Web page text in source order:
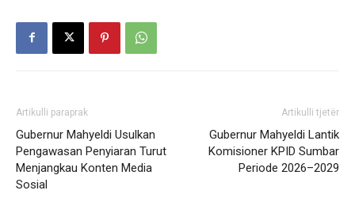
Artikulli paraprak
Gubernur Mahyeldi Usulkan
Pengawasan Penyiaran Turut
Menjangkau Konten Media
Sosial
Artikulli tjetër
Gubernur Mahyeldi Lantik
Komisioner KPID Sumbar
Periode 2026–2029